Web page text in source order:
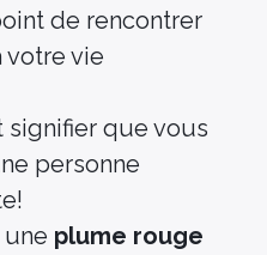
de rencontrer
votre vie
que vous
personne
plume rouge